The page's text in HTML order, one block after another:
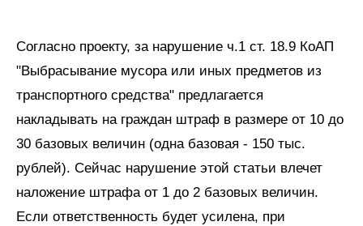
Согласно проекту, за нарушение ч.1 ст. 18.9 КоАП
"Выбрасывание мусора или иных предметов из
транспортного средства" предлагается
накладывать на граждан штраф в размере от 10 до
30 базовых величин (одна базовая - 150 тыс.
рублей). Сейчас нарушение этой статьи влечет
наложение штрафа от 1 до 2 базовых величин.
Если ответственность будет усилена, при